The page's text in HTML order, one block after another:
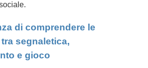
di comprendere le
segnaletica,
e gioco